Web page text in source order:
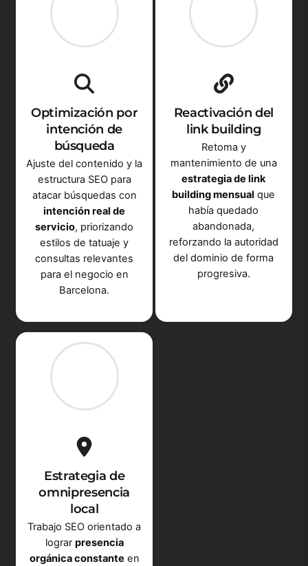
Optimización por
intención de
búsqueda
Ajuste del contenido y la
estructura SEO para
atacar búsquedas con
intención real de
servicio, priorizando
estilos de tatuaje y
consultas relevantes
para el negocio en
Barcelona.
Reactivación del
link building
Retoma y
mantenimiento de una
estrategia de link
building mensual que
había quedado
abandonada,
reforzando la autoridad
del dominio de forma
progresiva.
Estrategia de
omnipresencia
local
Trabajo SEO orientado a
lograr presencia
orgánica constante en